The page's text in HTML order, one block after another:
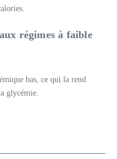
régimes à faible
bas, ce qui la rend
glycémie.